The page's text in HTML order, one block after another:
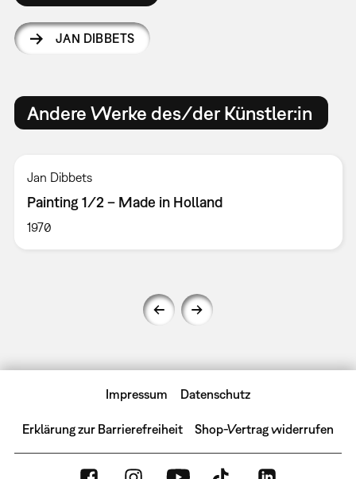
JAN DIBBETS
Andere Werke des/der Künstler:in
Jan Dibbets
Painting 1/2 – Made in Holland
1970
Impressum Datenschutz
Erklärung zur Barrierefreiheit Shop-Vertrag widerrufen